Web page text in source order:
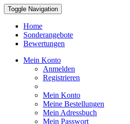
Toggle Navigation
Home
Sonderangebote
Bewertungen
Mein Konto
Anmelden
Registrieren
Mein Konto
Meine Bestellungen
Mein Adressbuch
Mein Passwort